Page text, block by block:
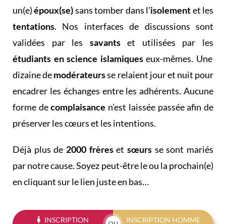
un(e)époux(se)sans tomber dans l’isolementet les
tentations. Nos interfaces de discussions sont
validées par les savantset utilisées par les
étudiants en science islamiques eux-mêmes. Une
dizaine demodérateursse relaient jour et nuit pour
encadrer les échanges entre les adhérents. Aucune
forme decomplaisance n’est laissée passée afin de
préserver les cœurs et les intentions.
Déjà plus de 2000 frèreset sœurs se sont mariés
par notre cause. Soyez peut-être le ou la prochain(e)
en cliquant sur le lien juste en bas…
INSCRIPTION
INSCRIPTION HOMME